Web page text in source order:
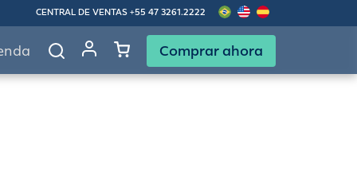
CENTRAL DE VENTAS +55 47 3261.2222
Comprar ahora